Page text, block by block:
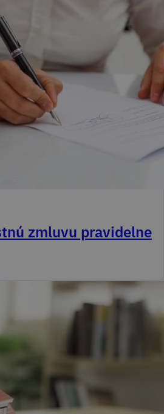
zmluvu pravidelne